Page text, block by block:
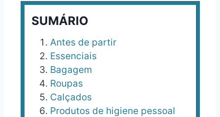
SUMÁRIO
Antes de partir
Essenciais
Bagagem
Roupas
Calçados
Produtos de higiene pessoal